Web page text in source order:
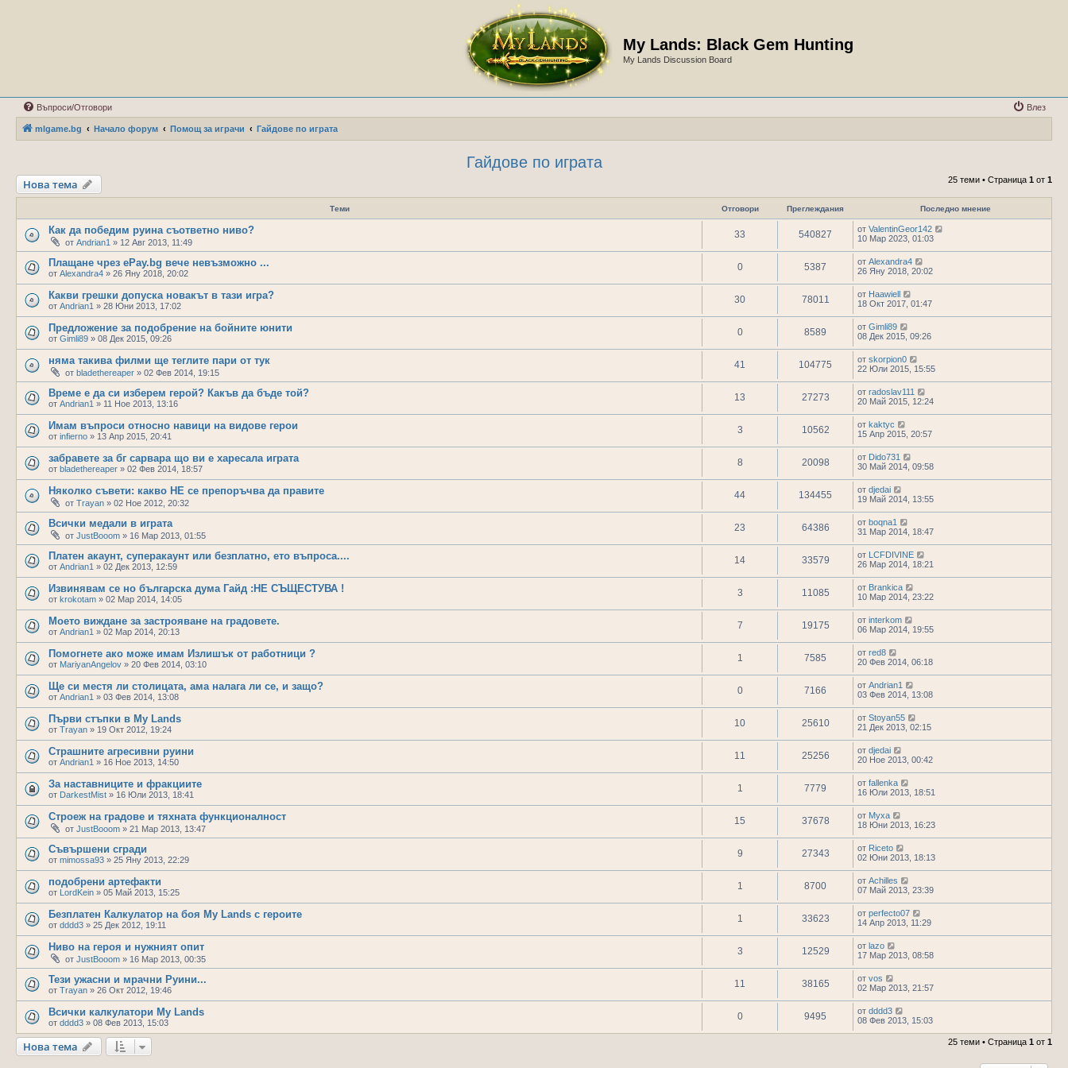
My Lands: Black Gem Hunting
My Lands Discussion Board
Въпроси/Отговори Влез
mlgame.bg Начало форум Помощ за играчи Гайдове по играта
Гайдове по играта
Нова тема 25 теми • Страница 1 от 1
Теми Отговори Преглеждания Последно мнение
Как да победим руина съответно ниво?
от Andrian1 » 12 Авг 2013, 11:49
33 540827 от ValentinGeor142
10 Мар 2023, 01:03
Плащане чрез ePay.bg вече невъзможно ...
от Alexandra4 » 26 Яну 2018, 20:02
0 5387 от Alexandra4
26 Яну 2018, 20:02
Какви грешки допуска новакът в тази игра?
от Andrian1 » 28 Юни 2013, 17:02
30 78011 от Haawiell
18 Окт 2017, 01:47
Предложение за подобрение на бойните юнити
от Gimli89 » 08 Дек 2015, 09:26
0 8589 от Gimli89
08 Дек 2015, 09:26
няма такива филми ще теглите пари от тук
от bladethereaper » 02 Фев 2014, 19:15
41 104775 от skorpion0
22 Юли 2015, 15:55
Време е да си изберем герой? Какъв да бъде той?
от Andrian1 » 11 Ное 2013, 13:16
13 27273 от radoslav111
20 Май 2015, 12:24
Имам въпроси относно навици на видове герои
от infierno » 13 Апр 2015, 20:41
3 10562 от kaktyc
15 Апр 2015, 20:57
забравете за бг сарвара що ви е харесала играта
от bladethereaper » 02 Фев 2014, 18:57
8 20098 от Dido731
30 Май 2014, 09:58
Няколко съвети: какво НЕ се препоръчва да правите
от Trayan » 02 Ное 2012, 20:32
44 134455 от djedai
19 Май 2014, 13:55
Всички медали в играта
от JustBooom » 16 Мар 2013, 01:55
23 64386 от boqna1
31 Мар 2014, 18:47
Платен акаунт, суперакаунт или безплатно, ето въпроса....
от Andrian1 » 02 Дек 2013, 12:59
14 33579 от LCFDIVINE
26 Мар 2014, 18:21
Извинявам се но българска дума Гайд :НЕ СЪЩЕСТУВА !
от krokotam » 02 Мар 2014, 14:05
3 11085 от Brankica
10 Мар 2014, 23:22
Моето виждане за застрояване на градовете.
от Andrian1 » 02 Мар 2014, 20:13
7 19175 от interkom
06 Мар 2014, 19:55
Помогнете ако може имам Излишък от работници ?
от MariyanAngelov » 20 Фев 2014, 03:10
1 7585 от red8
20 Фев 2014, 06:18
Ще си местя ли столицата, ама налага ли се, и защо?
от Andrian1 » 03 Фев 2014, 13:08
0 7166 от Andrian1
03 Фев 2014, 13:08
Първи стъпки в My Lands
от Trayan » 19 Окт 2012, 19:24
10 25610 от Stoyan55
21 Дек 2013, 02:15
Страшните агресивни руини
от Andrian1 » 16 Ное 2013, 14:50
11 25256 от djedai
20 Ное 2013, 00:42
За наставниците и фракциите
от DarkestMist » 16 Юли 2013, 18:41
1 7779 от fallenka
16 Юли 2013, 18:51
Строеж на градове и тяхната функционалност
от JustBooom » 21 Мар 2013, 13:47
15 37678 от Myxa
18 Юни 2013, 16:23
Съвършени сгради
от mimossa93 » 25 Яну 2013, 22:29
9 27343 от Riceto
02 Юни 2013, 18:13
подобрени артефакти
от LordKein » 05 Май 2013, 15:25
1 8700 от Achilles
07 Май 2013, 23:39
Безплатен Калкулатор на боя My Lands с героите
от dddd3 » 25 Дек 2012, 19:11
1 33623 от perfecto07
14 Апр 2013, 11:29
Ниво на героя и нужният опит
от JustBooom » 16 Мар 2013, 00:35
3 12529 от lazo
17 Мар 2013, 08:58
Тези ужасни и мрачни Руини...
от Trayan » 26 Окт 2012, 19:46
11 38165 от vos
02 Мар 2013, 21:57
Всички калкулатори My Lands
от dddd3 » 08 Фев 2013, 15:03
0 9495 от dddd3
08 Фев 2013, 15:03
Нова тема 25 теми • Страница 1 от 1